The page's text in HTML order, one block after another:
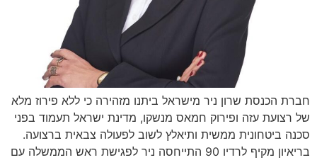
חברת הכנסת שרון ניר מישראל ביתנו מזהירה כי ללא פירוז מלא
של רצועת עזה ופירוק חמאס מנשקו, מדינת ישראל תעמוד בפני
סכנה ביטחונית ממשית ותיאלץ לשוב לפעולה צבאית ברצועה.
בריאיון מקיף לרדיו 90 התייחסה ניר לפגישת ראש הממשלה עם